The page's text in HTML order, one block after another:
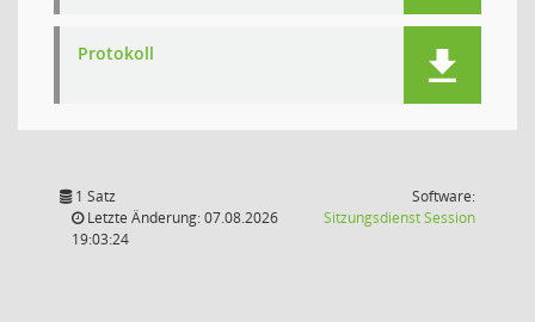
Protokoll
1 Satz
Letzte Änderung: 07.08.2026
19:03:24
Software:
SitzungsdienstSession(Wird in